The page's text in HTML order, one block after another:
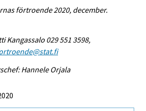
förtroende 2020, december.
Kangassalo 029 551 3598,
Hannele Orjala